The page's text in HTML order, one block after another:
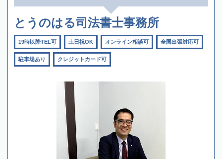
とうのはる司法書士事務所
19時以降TEL可 土日祝OK オンライン相談可 全国出張対応可
駐車場あり クレジットカード可